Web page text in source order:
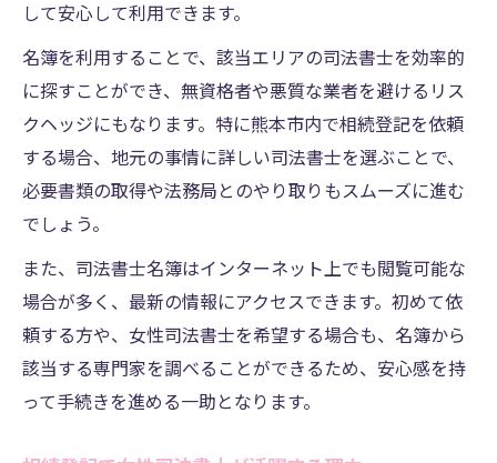
用術
女性司法書士が提案する公平な財産管理法
して安心して利用できます。
名簿を利用することで、該当エリアの司法書士を効率的
に探すことができ、無資格者や悪質な業者を避けるリス
クヘッジにもなります。特に熊本市内で相続登記を依頼
する場合、地元の事情に詳しい司法書士を選ぶことで、
必要書類の取得や法務局とのやり取りもスムーズに進む
でしょう。
また、司法書士名簿はインターネット上でも閲覧可能な
場合が多く、最新の情報にアクセスできます。初めて依
頼する方や、女性司法書士を希望する場合も、名簿から
該当する専門家を調べることができるため、安心感を持
って手続きを進める一助となります。